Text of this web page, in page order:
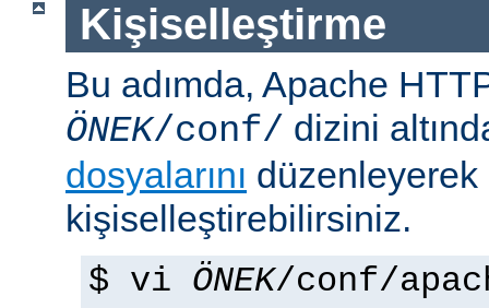
Kişiselleştirme
Bu adımda, Apache
ÖNEK/conf/ dizini
dosyalarını düzenleyerek
kişiselleştirebilirsiniz.
$ vi ÖNEK/conf/